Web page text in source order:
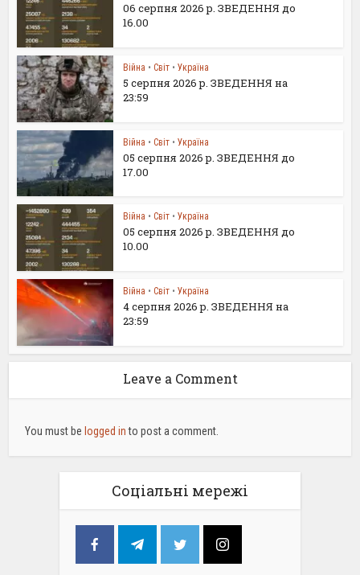
06 серпня 2026 р. ЗВЕДЕННЯ до
16.00
Війна • Світ • Україна
5 серпня 2026 р. ЗВЕДЕННЯ на
23:59
Війна • Світ • Україна
05 серпня 2026 р. ЗВЕДЕННЯ до
17.00
Війна • Світ • Україна
05 серпня 2026 р. ЗВЕДЕННЯ до
10.00
Війна • Світ • Україна
4 серпня 2026 р. ЗВЕДЕННЯ на
23:59
Leave a Comment
You must be logged into post a comment.
Соціальні мережі